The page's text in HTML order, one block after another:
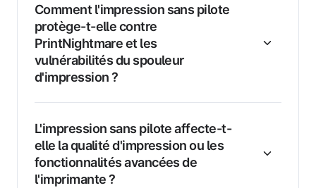
Comment l'impression sans pilote
protège-t-elle contre
PrintNightmare et les
vulnérabilités du spouleur
d'impression ?
L'impression sans pilote affecte-t-
elle la qualité d'impression ou les
fonctionnalités avancées de
l'imprimante ?